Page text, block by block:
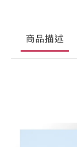
商品描述